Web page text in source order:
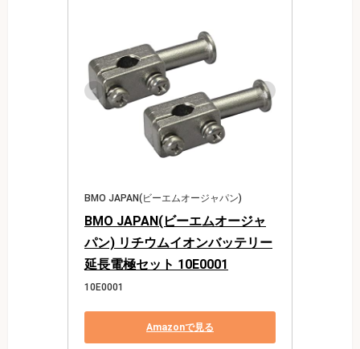
BMO JAPAN(ビーエムオージャパン)
BMO JAPAN(ビーエムオージャ
パン) リチウムイオンバッテリー
延長電極セット 10E0001
10E0001
Amazonで見る